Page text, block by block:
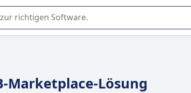
Auswahl von SaaS-Software in Unternehmen.
Marketplace-Lösung